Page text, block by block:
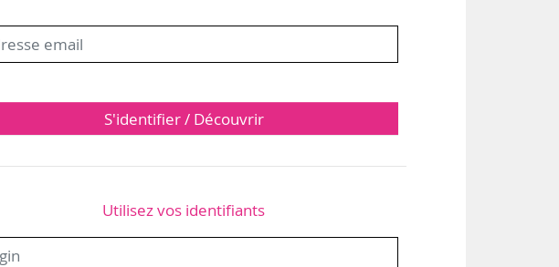
S'identifier / Découvrir
Utilisez vos identifiants